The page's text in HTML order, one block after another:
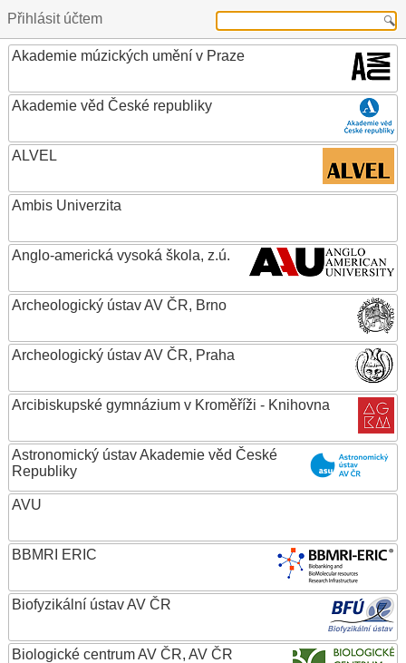
Přihlásit účtem
Akademie múzických umění v Praze
Akademie věd České republiky
ALVEL
Ambis Univerzita
Anglo-americká vysoká škola, z.ú.
Archeologický ústav AV ČR, Brno
Archeologický ústav AV ČR, Praha
Arcibiskupské gymnázium v Kroměříži - Knihovna
Astronomický ústav Akademie věd České
Republiky
AVU
BBMRI ERIC
Biofyzikální ústav AV ČR
Biologické centrum AV ČR, AV ČR